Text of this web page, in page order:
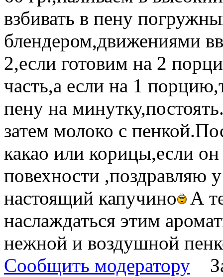
взбивать в пену
блендером,движениями
2,если готовим на 2
часть,а если на 1
пену на
затем молоко с
какао или корицы,если
повехности ,поздравляю
настоящий капучино
А
наслаждаться этим
нежной и воздушной
Сообщить модератору